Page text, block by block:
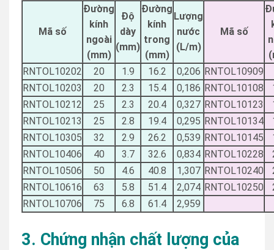
Mã số
Đường
kính
ngoài
(mm)
Độ
dày
(mm)
Đường
kính
trong
(mm)
Lượng
nước
(L/m)
Mã số
RNTOL10202
20 1.9 16.2 0,206 RNTOL10909
RNTOL10203
20 2.3 15.4 0,186 RNTOL10108
RNTOL10212
25 2.3 20.4 0,327 RNTOL10123
RNTOL10213
25 2.8 19.4 0,295 RNTOL10134
RNTOL10305
32 2.9 26.2 0,539 RNTOL10145
RNTOL10406
40 3.7 32.6 0,834 RNTOL10228
RNTOL10506
50 4.6 40.8 1,307 RNTOL10240
RNTOL10616
63 5.8 51.4 2,074 RNTOL10250
RNTOL10706
75 6.8 61.4 2,959
3. Chứng nhận chất lượng của